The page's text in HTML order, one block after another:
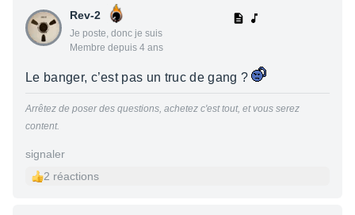
Rev-2
Je poste, donc je suis
Membre depuis 4 ans
Le banger, c’est pas un truc de gang ?
Arrêtez de poser des questions, achetez c'est tout, et vous serez
content.
signaler
2 réactions